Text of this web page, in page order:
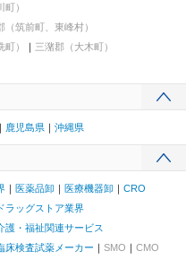
町）
（筑前町、東峰村）
）
三潴郡（大木町）
鹿児島県 沖縄県
医薬品卸 医療機器卸
CRO
ラッグストア業界
護・福祉関連サービス
床検査試薬メーカー SMO
CMO